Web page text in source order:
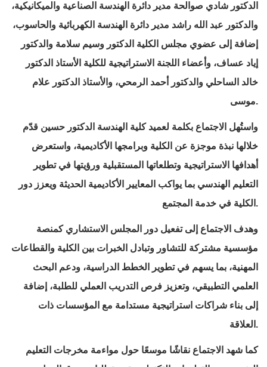
الدكتور شادي صوالحة مدير دائرة الهندسة الصناعية والميكانيكية،
والدكتور عبد الله راشد مدير دائرة الهندسة الكهربائية والحاسوب،
إضافة إلى عضوي مجلس الكلية الدكتور وسيم سلامة والدكتور
إياد عساف، وأعضاء اللجنة الاستراتيجية للكلية الأستاذ الدكتور
خالد الساحلي والدكتور أحمد الرمحي، والأستاذ الدكتور علام
موسى.
واستُهل الاجتماع بكلمة لعميد كلية الهندسة الدكتور حسين قدّم
خلالها نبذة موجزة عن الكلية وبرامجها الأكاديمية، واستعرض
أهدافها الاستراتيجية وتطلعاتها المستقبلية ورؤيتها في تطوير
التعليم الهندسي بما يواكب المعايير الأكاديمية الحديثة ويعزز دور
الكلية في خدمة المجتمع.
وهدف الاجتماع إلى تفعيل دور المجلس الاستشاري كمنصة
مؤسسية مشتركة للتشاور وتبادل الخبرات بين الكلية والقطاعات
المهنية، بما يسهم في تطوير الخطط الدراسية، ودعم البحث
العلمي التطبيقي، وتعزيز فرص التدريب العملي للطلبة، إضافة
إلى بناء شراكات استراتيجية مستدامة مع المؤسسات ذات
العلاقة.
كما شهد الاجتماع نقاشًا موسعًا حول مواءمة مخرجات التعليم